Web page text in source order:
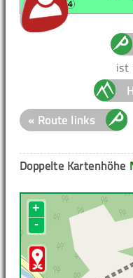
ist
« Route links
Doppelte Kartenhöhe
+
-